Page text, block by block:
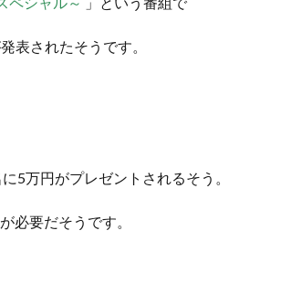
表されたそうです。
5万円がプレゼントされるそう。
必要だそうです。